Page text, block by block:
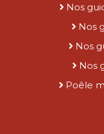
Nos
Nos
Nos
Nos
Poêle